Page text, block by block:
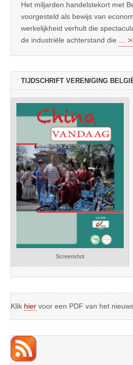
Het miljarden handelstekort met
voorgesteld als bewijs van
werkelijkheid verhult die
de industriële achterstand die …
TIJDSCHRIFT VERENIGING
Screenshot
Klik hier voor een PDF van het